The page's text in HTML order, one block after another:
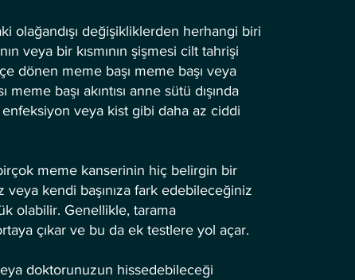
olağandışı değişikliklerden herhangi biri
veya bir kısmının şişmesi cilt tahrişi
dönen meme başı meme başı veya
başı akıntısı anne sütü dışında
veya kist gibi daha az ciddi
meme kanserinin hiç belirgin bir
kendi başınıza fark edebileceğiniz
olabilir. Genellikle, tarama
çıkar ve bu da ek testlere yol açar.
doktorunuzun hissedebileceği